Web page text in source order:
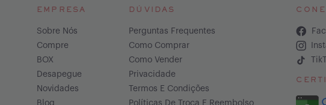
EMPRESA
Sobre Nós
Compre
BOX
Desapegue
Novidades
Blog
DÚVIDAS
Perguntas Frequentes
Como Comprar
Como Vender
Privacidade
Termos E Condições
Políticas De Troca E Reembolso